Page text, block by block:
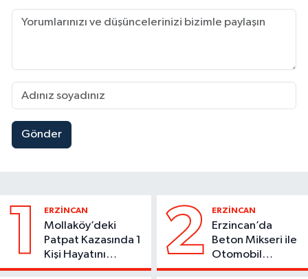
Gönder
1 ERZİNCAN
Mollaköy’deki
Patpat Kazasında 1
Kişi Hayatını
Kaybetti
2 ERZİNCAN
Erzincan’da
Beton Mikseri ile
Otomobil
Çarpıştı